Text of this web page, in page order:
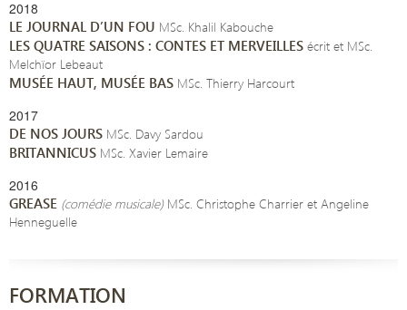
2018
LE JOURNAL D’UN FOU MSc. Khalil Kabouche
LES QUATRE SAISONS : CONTES ET MERVEILLES écrit et MSc.
Melchïor Lebeaut
MUSÉE HAUT, MUSÉE BAS MSc. Thierry Harcourt
2017
DE NOS JOURS MSc. Davy Sardou
BRITANNICUS MSc. Xavier Lemaire
2016
GREASE (comédie musicale)MSc. Christophe Charrier et Angeline
Henneguelle
FORMATION